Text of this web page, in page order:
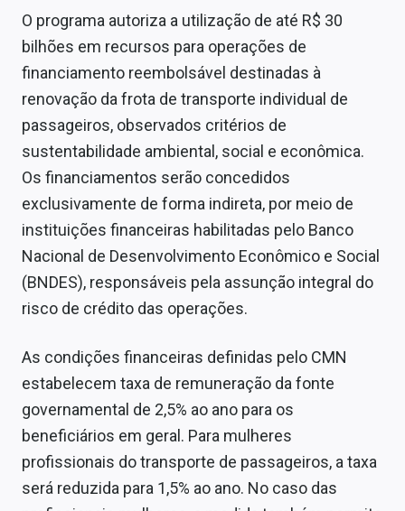
O programa autoriza a utilização de até R$ 30
bilhões em recursos para operações de
financiamento reembolsável destinadas à
renovação da frota de transporte individual de
passageiros, observados critérios de
sustentabilidade ambiental, social e econômica.
Os financiamentos serão concedidos
exclusivamente de forma indireta, por meio de
instituições financeiras habilitadas pelo Banco
Nacional de Desenvolvimento Econômico e Social
(BNDES), responsáveis pela assunção integral do
risco de crédito das operações.
As condições financeiras definidas pelo CMN
estabelecem taxa de remuneração da fonte
governamental de 2,5% ao ano para os
beneficiários em geral. Para mulheres
profissionais do transporte de passageiros, a taxa
será reduzida para 1,5% ao ano. No caso das